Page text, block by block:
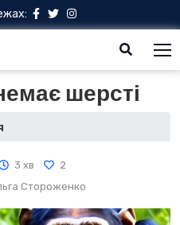
шерсті
3 хв
2
Стороженко